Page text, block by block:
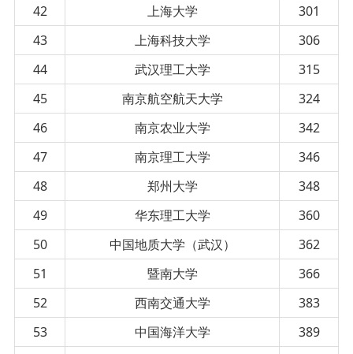
42
上海大学
301
43
上海科技大学
306
44
武汉理工大学
315
45
南京航空航天大学
324
46
南京农业大学
342
47
南京理工大学
346
48
郑州大学
348
49
华东理工大学
360
50
中国地质大学（武汉）
362
51
暨南大学
366
52
西南交通大学
383
53
中国海洋大学
389